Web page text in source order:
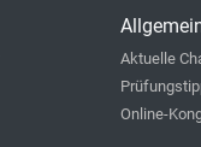
Aktuelle
Online-